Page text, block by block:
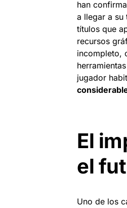
han
a llegar a su
títulos que
recursos
incompleto,
jugador
El
el
Uno de los